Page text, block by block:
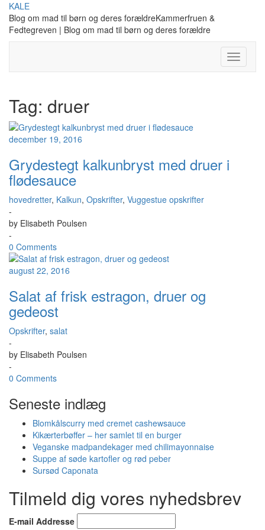
Skip
content
KALE
Blog om mad til børn og deres forældreKammerfruen &
Fedtegreven | Blog om mad til børn og deres forældre
Toggle
Tag: druer
december 19, 2016
Grydestegt kalkunbryst med druer i
flødesauce
hovedretter, Kalkun, Opskrifter, Vuggestue opskrifter
-
by Elisabeth Poulsen
-
0 Comments
august 22, 2016
Salat af frisk estragon, druer og
gedeost
Opskrifter, salat
-
by Elisabeth Poulsen
-
0 Comments
Seneste indlæg
Blomkålscurry med cremet cashewsauce
Kikærterbøffer – her samlet til en burger
Veganske madpandekager med chilimayonnaise
Suppe af søde kartofler og rød peber
Sursød Caponata
Tilmeld dig vores nyhedsbrev
E-mail Addresse